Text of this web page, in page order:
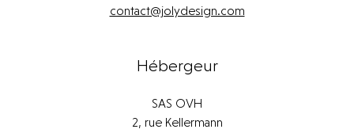
Derniers projets
contact@jolydesign.com
Hébergeur
SAS OVH
2, rue Kellermann